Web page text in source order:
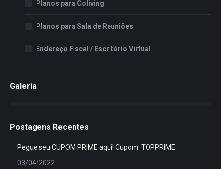
Planos para Coliving
Planos para Sala de Reuniões
Endereço Fiscal / Escritório Virtual
Galeria
Postagens Recentes
Pegue seu CUPOM PRIME aqui! Cupom: TOPPRIME
03/04/2022